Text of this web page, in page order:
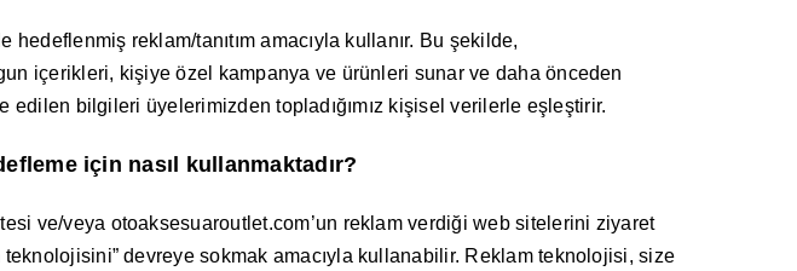
reklam/tanıtım amacıyla kullanır. Bu şekilde,
içerikleri, kişiye özel kampanya ve ürünleri sunar ve daha önceden
bilgileri üyelerimizden topladığımız kişisel verilerle eşleştirir.
için nasıl kullanmaktadır?
ve/veya otoaksesuaroutlet.com’un reklam verdiği web sitelerini ziyaret
devreye sokmak amacıyla kullanabilir. Reklam teknolojisi, size